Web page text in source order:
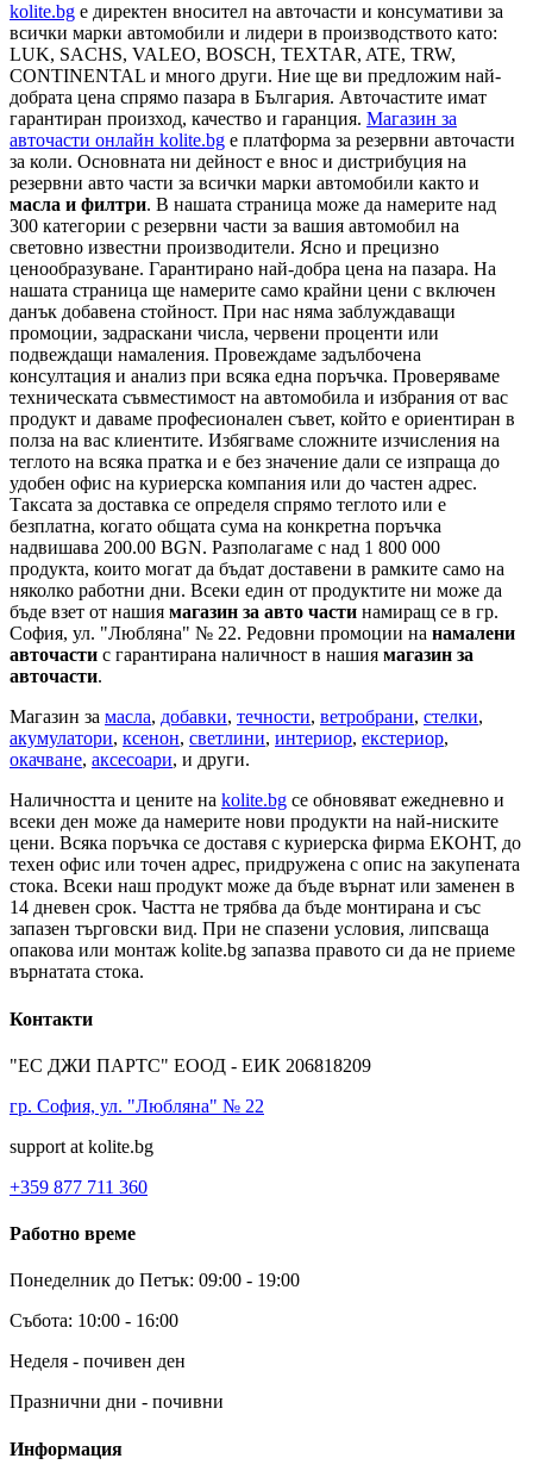
kolite.bg e директен вносител на авточасти и консумативи за
всички марки автомобили и лидери в производството като:
LUK, SACHS, VALEO, BOSCH, TEXTAR, ATE, TRW,
CONTINENTAL и много други. Ние ще ви предложим най-
добрата цена спрямо пазара в България. Авточастите имат
гарантиран произход, качество и гаранция. Магазин за
авточасти онлайн kolite.bg е платформа за резервни авточасти
за коли. Основната ни дейност е внос и дистрибуция на
резервни авто части за всички марки автомобили както и
масла и филтри. В нашата страница може да намерите над
300 категории с резервни части за вашия автомобил на
световно известни производители. Ясно и прецизно
ценообразуване. Гарантирано най-добра цена на пазара. На
нашата страница ще намерите само крайни цени с включен
данък добавена стойност. При нас няма заблуждаващи
промоции, задраскани числа, червени проценти или
подвеждащи намаления. Провеждаме задълбочена
консултация и анализ при всяка една поръчка. Проверяваме
техническата съвместимост на автомобила и избрания от вас
продукт и даваме професионален съвет, който е ориентиран в
полза на вас клиентите. Избягваме сложните изчисления на
теглото на всяка пратка и е без значение дали се изпраща до
удобен офис на куриерска компания или до частен адрес.
Таксата за доставка се определя спрямо теглото или е
безплатна, когато общата сума на конкретна поръчка
надвишава 200.00 BGN. Разполагаме с над 1 800 000
продукта, които могат да бъдат доставени в рамките само на
няколко работни дни. Всеки един от продуктите ни може да
бъде взет от нашия магазин за авто части намиращ се в гр.
София, ул. "Любляна" № 22. Редовни промоции на намалени
авточасти с гарантирана наличност в нашия магазин за
авточасти.
Магазин за масла, добавки, течности, ветробрани, стелки,
акумулатори, ксенон, светлини, интериор, екстериор,
окачване, аксесоари, и други.
Наличността и цените на kolite.bg се обновяват ежедневно и
всеки ден може да намерите нови продукти на най-ниските
цени. Всяка поръчка се доставя с куриерска фирма ЕКОНТ, до
техен офис или точен адрес, придружена с опис на закупената
стока. Всеки наш продукт може да бъде върнат или заменен в
14 дневен срок. Частта не трябва да бъде монтирана и със
запазен търговски вид. При не спазени условия, липсваща
опакова или монтаж kolite.bg запазва правото си да не приеме
върнатата стока.
Контакти
"ЕС ДЖИ ПАРТС" ЕООД - ЕИК 206818209
гр. София, ул. "Любляна" № 22
support at kolite.bg
+359 877 711 360
Работно време
Понеделник до Петък: 09:00 - 19:00
Събота: 10:00 - 16:00
Неделя - почивен ден
Празнични дни - почивни
Информация